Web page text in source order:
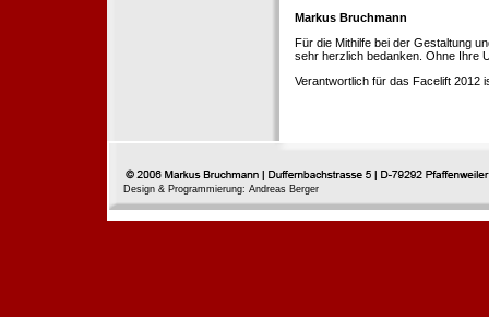
Markus Bruchmann
Für die Mithilfe bei der Gestaltung
sehr herzlich bedanken. Ohne Ihre
Verantwortlich für das Facelift 2012
Design & Programmierung: Andreas Berger